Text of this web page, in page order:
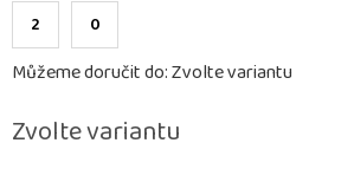
Zvolte variantu
2 0
Můžeme doručit do:Zvolte variantu